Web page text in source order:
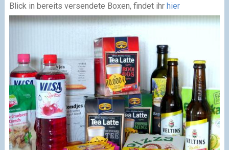
Blick in bereits versendete Boxen, findet ihrhier